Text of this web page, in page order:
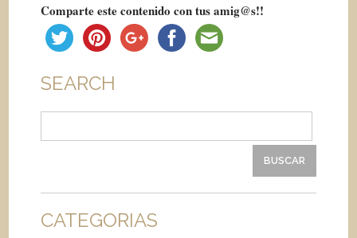
Comparte este contenido con tus amig@s!!
SEARCH
CATEGORIAS